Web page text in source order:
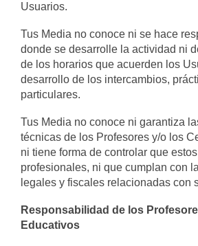
Usuarios.
Tus Media no conoce ni se hace
donde se desarrolle la actividad ni
de los horarios que acuerden los
desarrollo de los intercambios,
particulares.
Tus Media no conoce ni garantiza
técnicas de los Profesores y/o los
ni tiene forma de controlar que
profesionales, ni que cumplan con
legales y fiscales relacionadas con
Responsabilidad de los
Educativos